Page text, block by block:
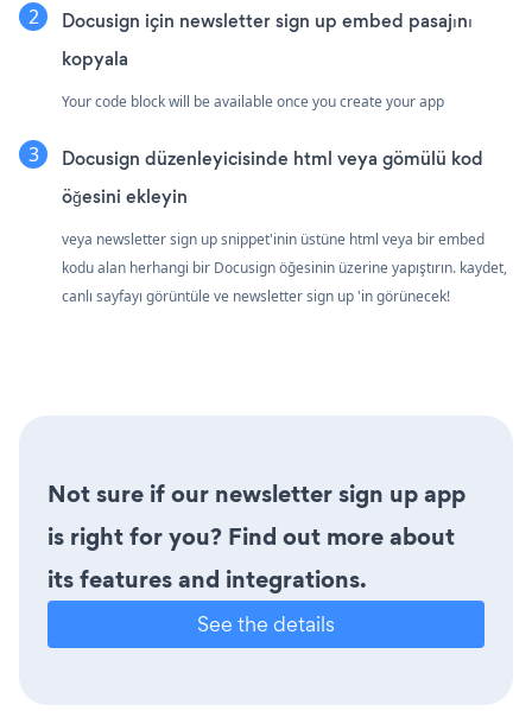
Docusign için newsletter sign up embed pasajını
kopyala
Your code block will be available once you create your app
Docusign düzenleyicisinde html veya gömülü kod
öğesini ekleyin
veya newsletter sign up snippet'inin üstüne html veya bir embed
kodu alan herhangi bir Docusign öğesinin üzerine yapıştırın. kaydet,
canlı sayfayı görüntüle ve newsletter sign up 'in görünecek!
Not sure if our newsletter sign up app
is right for you? Find out more about
its features and integrations.
See the details